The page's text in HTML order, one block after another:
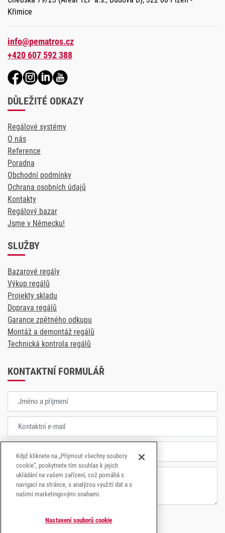
Křimice
info@pematros.cz
+420 607 592 388
DŮLEŽITÉ ODKAZY
Regálové systémy
O nás
Reference
Poradna
Obchodní podmínky
Ochrana osobních údajů
Kontakty
Regálový bazar
Jsme v Německu!
SLUŽBY
Bazarové regály
Výkup regálů
Projekty skladu
Doprava regálů
Garance zpětného odkupu
Montáž a demontáž regálů
Technická kontrola regálů
KONTAKTNÍ FORMULÁŘ
Souhlasím sezpracování osobních údajů.
Když kliknete na „Přijmout všechny soubory
cookie“, poskytnete tím souhlas k jejich
ukládání na vašem zařízení, což pomáhá s
navigací na stránce, s analýzou využití dat a s
našimi marketingovými snahami.
Nastavení souborů cookie